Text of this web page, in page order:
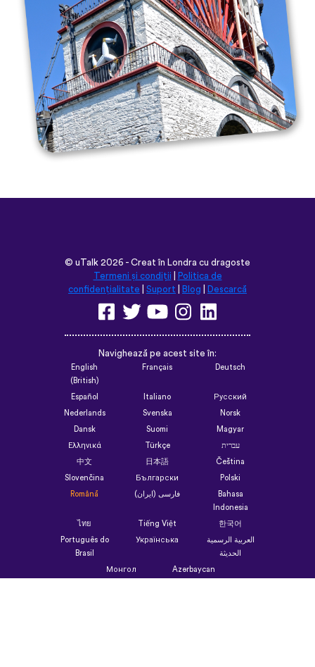
© uTalk 2026 - Creat în Londra cu dragoste
Termeni și condiții
Politica de
confidențialitate
Suport Blog Descarcă
Navighează pe acest site în:
English
(British)
Français Deutsch
Español Italiano Русский
Nederlands Svenska Norsk
Dansk Suomi Magyar
Ελληνικά Türkçe עברית
中文 日本語 Čeština
Slovenčina Български Polski
Română فارسی (ایران)
Bahasa
Indonesia
ไทย Tiếng Việt 한국어
Português do
Brasil
Українська
العربية الرسمية
الحديثة
Монгол
Azərbaycan